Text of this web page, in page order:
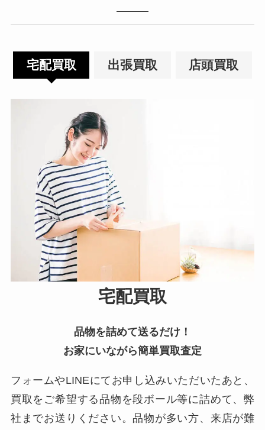
宅配買取 出張買取 店頭買取
宅配買取
品物を詰めて送るだけ！
お家にいながら簡単買取査定
フォームやLINEにてお申し込みいただいたあと、
買取をご希望する品物を段ボール等に詰めて、弊
社までお送りください。品物が多い方、来店が難